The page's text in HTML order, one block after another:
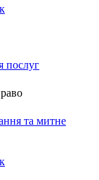
послуг
та митне